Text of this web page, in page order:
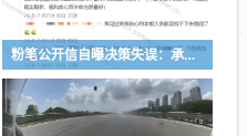
粉笔公开信自曝决策失误：承认鸡贼 蹭热度 舍不得成本想多收钱